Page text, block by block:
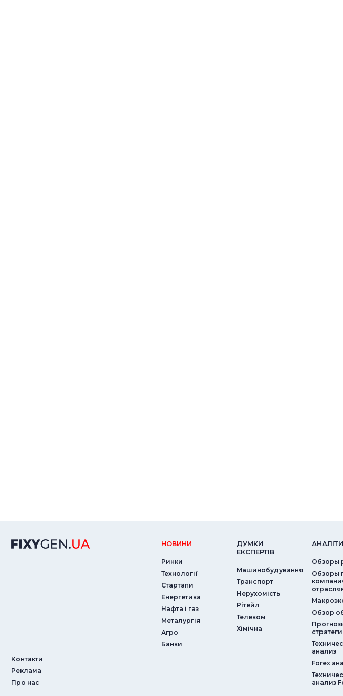
Контакти
Реклама
Про нас
НОВИНИ
Ринки
Технології
Стартапи
Енергетика
Нафта і газ
Металургія
Агро
Банки
ДУМКИ
ЕКСПЕРТIВ
Машинобудування
Транспорт
Нерухомість
Рітейл
Телеком
Хімічна
Обзоры
Обзоры
Обзор
анализ
Forex
анализ